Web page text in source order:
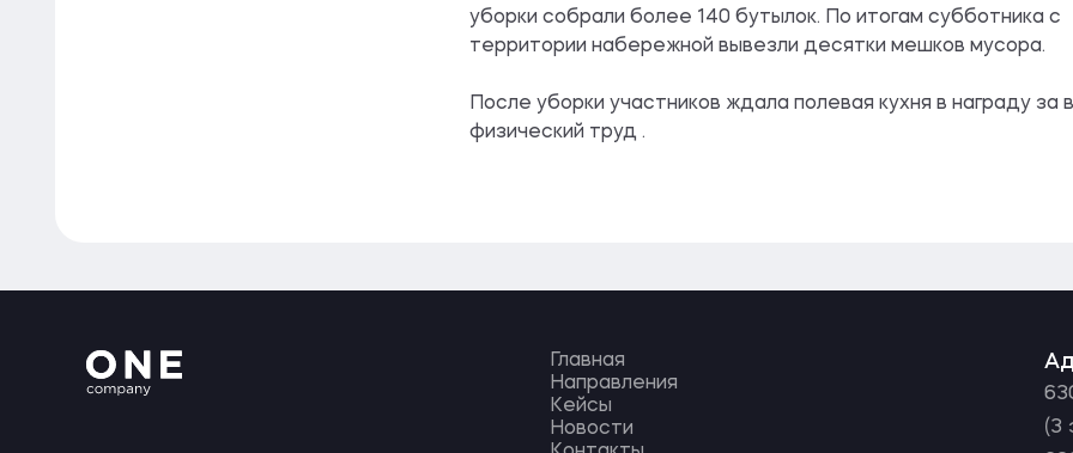
уборки собрали более 140 бутылок. По итогам субботника с
территории набережной вывезли десятки мешков мусора.
После уборки участников ждала полевая кухня в награду за
физический труд .
Главная
Направления
Кейсы
Новости
(3